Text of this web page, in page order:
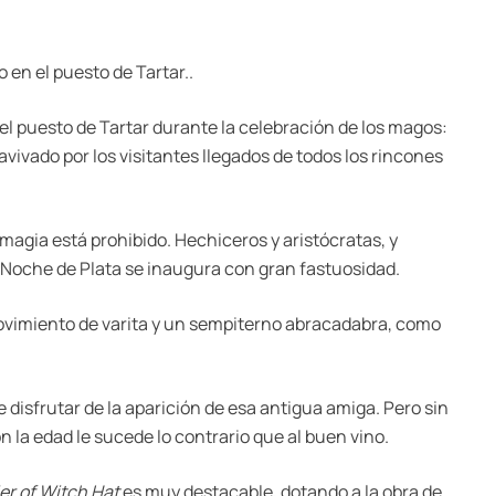
en el puesto de Tartar..
puesto de Tartar durante la celebración de los magos:
por los visitantes llegados de todos los rincones
está prohibido. Hechiceros y aristócratas, y
de Plata se inaugura con gran fastuosidad.
de varita y un sempiterno abracadabra, como
de la aparición de esa antigua amiga. Pero sin
la edad le sucede lo contrario que al buen vino.